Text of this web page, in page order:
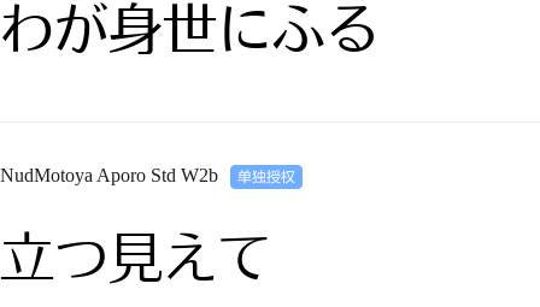
わが身世にふる
NudMotoya Aporo Std W2b
立つ見えて